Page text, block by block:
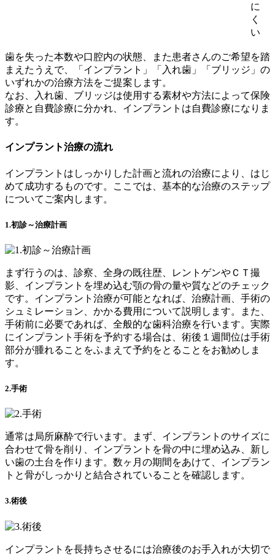
に
く
い
歯を失った本数や口腔内の状態、また患者さんのご希望を踏
まえたうえで、「インプラント」「入れ歯」「ブリッジ」の
いずれかの治療方法をご提案します。
なお、入れ歯、ブリッジは使用する素材や方法によって保険
診療と自費診療に分かれ、インプラントは自費診療になりま
す。
インプラント治療の流れ
インプラントはしっかりした計画と流れの治療により、はじ
めて成功するものです。ここでは、基本的な治療のステップ
についてご案内します。
1.初診～治療計画
まず行うのは、診察、全身の既往歴、レントゲンやＣＴ撮
影、インプラントを埋め込む顎の骨の量や質などのチェック
です。インプラント治療が可能となれば、治療計画、手術の
シュミレーション、かかる費用について説明します。また、
手術前に必要であれば、全般的な歯科治療を行います。実際
にインプラント手術を予約する場合は、術後１週間位は手術
部分が腫れることをふまえて予約をとることをお勧めしま
す。
2.手術
通常は局所麻酔で行います。まず、インプラントのサイズに
合わせて骨を削り、インプラントを骨の中に埋め込み、新し
い歯の土台を作ります。数ヶ月の期間をあけて、インプラン
トと骨がしっかりと結合されていることを確認します。
3.術後
インプラントを長持ちさせるには治療後のお手入れが大切で